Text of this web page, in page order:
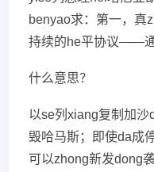
benyao求：第一，真
持续的he平协议——通
什么意思？
以se列xiang复制加
毁哈马斯；即使da成
可以zhong新发dong袭